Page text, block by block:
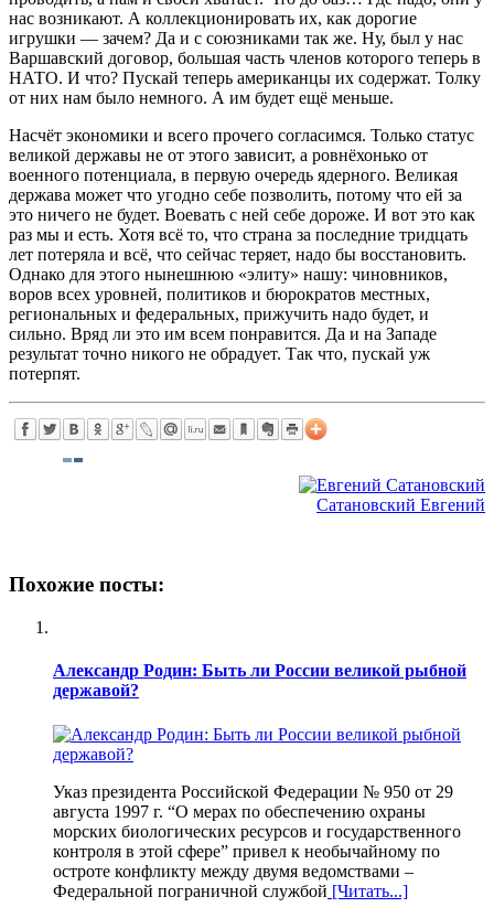
нас возникают. А коллекционировать их, как дорогие
игрушки — зачем? Да и с союзниками так же. Ну, был у нас
Варшавский договор, большая часть членов которого теперь в
НАТО. И что? Пускай теперь американцы их содержат. Толку
от них нам было немного. А им будет ещё меньше.
Насчёт экономики и всего прочего согласимся. Только статус
великой державы не от этого зависит, а ровнёхонько от
военного потенциала, в первую очередь ядерного. Великая
держава может что угодно себе позволить, потому что ей за
это ничего не будет. Воевать с ней себе дороже. И вот это как
раз мы и есть. Хотя всё то, что страна за последние тридцать
лет потеряла и всё, что сейчас теряет, надо бы восстановить.
Однако для этого нынешнюю «элиту» нашу: чиновников,
воров всех уровней, политиков и бюрократов местных,
региональных и федеральных, прижучить надо будет, и
сильно. Вряд ли это им всем понравится. Да и на Западе
результат точно никого не обрадует. Так что, пускай уж
потерпят.
Сатановский Евгений
Похожие посты:
Александр Родин: Быть ли России великой рыбной
державой?
Указ президента Российской Федерации № 950 от 29
августа 1997 г. “О мерах по обеспечению охраны
морских биологических ресурсов и государственного
контроля в этой сфере” привел к необычайному по
остроте конфликту между двумя ведомствами –
Федеральной пограничной службой [Читать...]